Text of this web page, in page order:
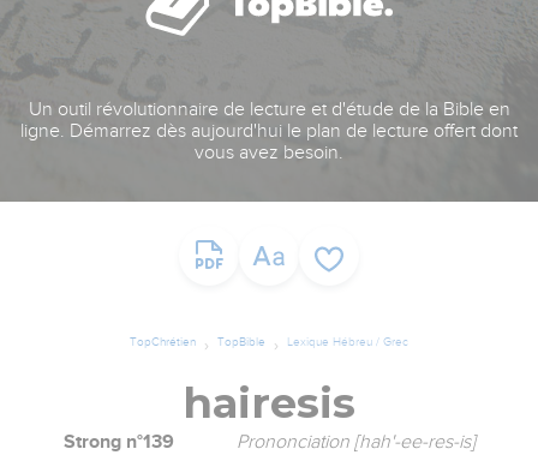
Un outil révolutionnaire de lecture et d'étude de la Bible en
ligne. Démarrez dès aujourd'hui le plan de lecture offert dont
vous avez besoin.
TopChrétien TopBible Lexique Hébreu / Grec
hairesis
Strong n°139 Prononciation [hah'-ee-res-is]